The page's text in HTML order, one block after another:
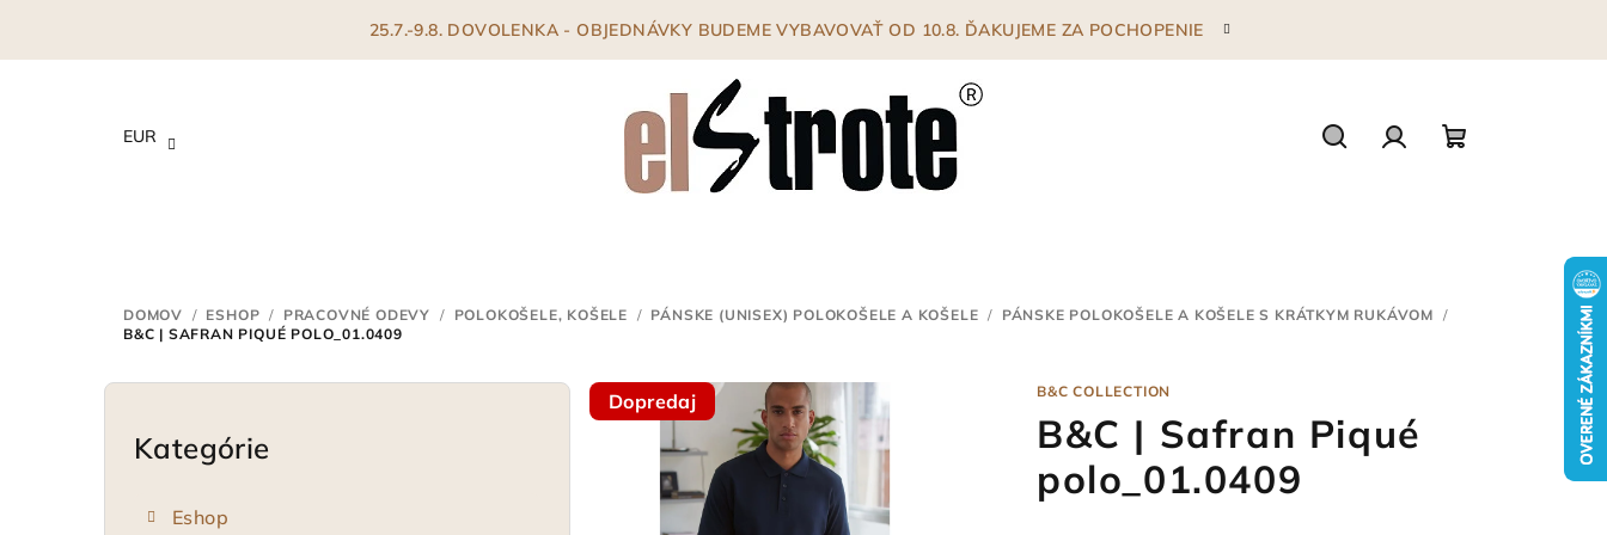
25.7.-9.8. DOVOLENKA - OBJEDNÁVKY BUDEME VYBAVOVAŤ OD 10.8. ĎAKUJEME ZA POCHOPENIE
EUR
DOMOV / ESHOP / PRACOVNÉ ODEVY / POLOKOŠELE, KOŠELE / PÁNSKE (UNISEX) POLOKOŠELE A KOŠELE / PÁNSKE POLOKOŠELE A KOŠELE S KRÁTKYM RUKÁVOM /
B&C | SAFRAN PIQUÉ POLO_01.0409
B
Preskočiť
kategórie
Kategórie
Eshop
B&C COLLECTION
B&C | Safran Piqué
polo_01.0409
Dopredaj